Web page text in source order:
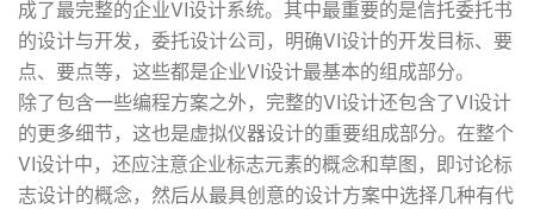
成了最完整的企业VI设计系统。其中最重要的是信托委托书
的设计与开发，委托设计公司，明确VI设计的开发目标、要
点、要点等，这些都是企业VI设计最基本的组成部分。
除了包含一些编程方案之外，完整的VI设计还包含了VI设计
的更多细节，这也是虚拟仪器设计的重要组成部分。在整个
VI设计中，还应注意企业标志元素的概念和草图，即讨论标
志设计的概念，然后从最具创意的设计方案中选择几种有代